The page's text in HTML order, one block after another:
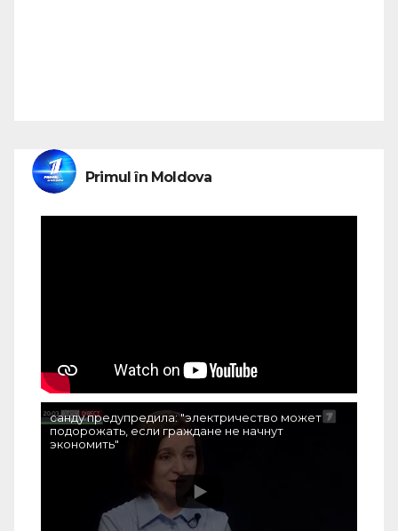
Primul în Moldova
санду предупредила: "электричество может
подорожать, если граждане не начнут
экономить"